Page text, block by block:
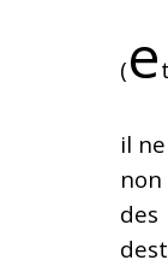
(e
il
non